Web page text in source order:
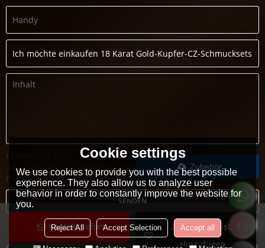
Kontakt Sofort
Zur Wunschliste
Hinzufügen
Unterstützt nur
.rar/.zip/.jpg/.png/.gif/.doc/.xls/.pdf,
maximal 20 MB
Zubehör
SENDEN
Cookie settings
We use cookies to provide you with the best possible
experience. They also allow us to analyze user
behavior in order to constantly improve the website for
you.
Reject All Accept Selection Accept all